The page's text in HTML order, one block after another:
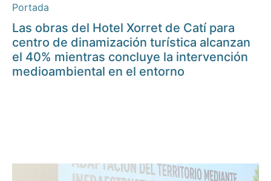
Portada
Las obras del Hotel Xorret de Catí para
centro de dinamización turística alcanzan
el 40% mientras concluye la intervención
medioambiental en el entorno